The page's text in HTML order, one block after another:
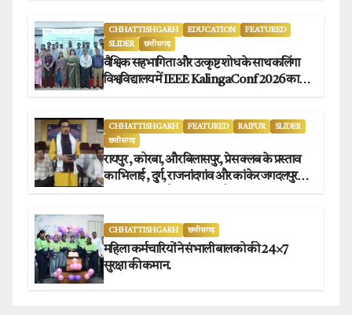
CHHATTISHGARH EDUCATION
FEATURED
SLIDER
छत्तीसगढ़
वैश्विक सहभागिता और उत्कृष्ट शोध के साथ कलिंगा
विश्वविद्यालय में IEEE KalingaConf 2026 का
CHHATTISHGARH FEATURED RAIPUR
SLIDER
छत्तीसगढ़
रायपुर , कोरबा, और बिलासपुर, प्रेस क्लब के प्रस्ताव
का भिलाई , दुर्ग, राजनांदगांव और कांकेर जगदलपुर
CHHATTISHGARH छत्तीसगढ़
महिला कर्मचारियों ने संभाली बालको की 24×7
सुरक्षा की कमान.